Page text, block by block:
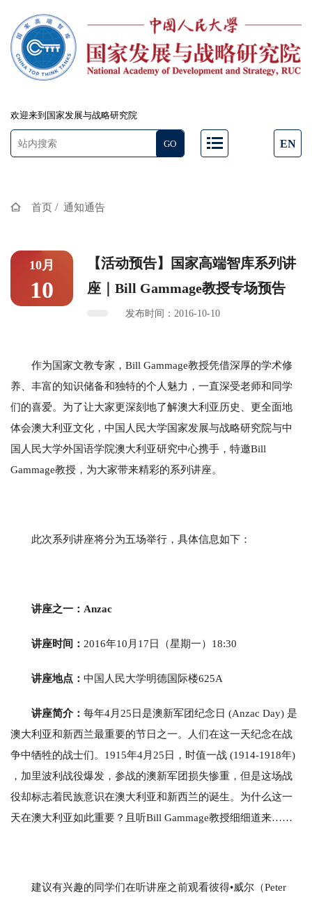
欢迎来到国家发展与战略研究院
EN
首页 / 通知通告
10月
10
【活动预告】国家高端智库系列讲
座｜Bill Gammage教授专场预告
发布时间：2016-10-10
作为国家文教专家，Bill Gammage教授凭借深厚的学术修
养、丰富的知识储备和独特的个人魅力，一直深受老师和同学
们的喜爱。为了让大家更深刻地了解澳大利亚历史、更全面地
体会澳大利亚文化，中国人民大学国家发展与战略研究院与中
国人民大学外国语学院澳大利亚研究中心携手，特邀Bill
Gammage教授，为大家带来精彩的系列讲座。
此次系列讲座将分为五场举行，具体信息如下：
讲座之一：Anzac
讲座时间： 2016年10月17日（星期一）18:30
讲座地点： 中国人民大学明德国际楼625A
讲座简介： 每年4月25日是澳新军团纪念日 (Anzac Day) 是
澳大利亚和新西兰最重要的节日之一。人们在这一天纪念在战
争中牺牲的战士们。1915年4月25日，时值一战 (1914-1918年)
，加里波利战役爆发，参战的澳新军团损失惨重，但是这场战
役却标志着民族意识在澳大利亚和新西兰的诞生。为什么这一
天在澳大利亚如此重要？且听Bill Gammage教授细细道来……
建议有兴趣的同学们在听讲座之前观看彼得•威尔（Peter